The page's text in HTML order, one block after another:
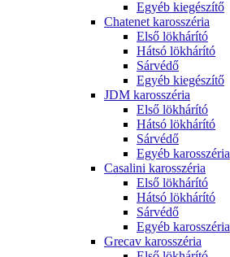
Egyéb kiegészítő
Chatenet karosszéria
Első lökhárító
Hátsó lökhárító
Sárvédő
Egyéb kiegészítő
JDM karosszéria
Első lökhárító
Hátsó lökhárító
Sárvédő
Egyéb karosszéria
Casalini karosszéria
Első lökhárító
Hátsó lökhárító
Sárvédő
Egyéb karosszéria
Grecav karosszéria